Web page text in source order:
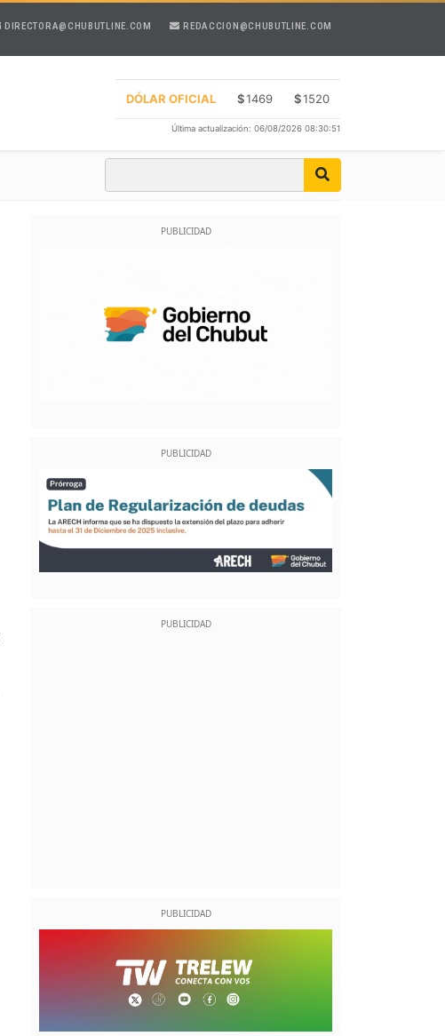
DIRECTORA@CHUBUTLINE.COM REDACCION@CHUBUTLINE.COM
DÓLAR OFICIAL $1469 $1520
Última actualización: 06/08/2026 08:30:51